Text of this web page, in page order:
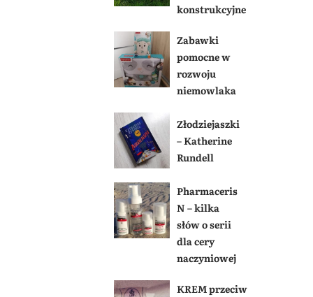
konstrukcyjne
Zabawki
pomocne w
rozwoju
niemowlaka
Złodziejaszki
– Katherine
Rundell
Pharmaceris
N – kilka
słów o serii
dla cery
naczyniowej
KREM przeciw